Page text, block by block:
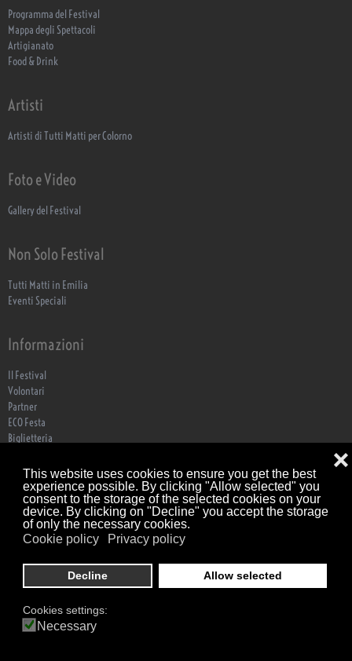
This website uses cookies to ensure you get the best
experience possible. By clicking "Allow selected" you
consent to the storage of the selected cookies on your
device. By clicking on "Decline" you accept the storage
of only the necessary cookies.
Cookie policy
Privacy policy
Decline Allow selected
❌
Cookies settings:
Necessary
Programma del Festival
Mappa degli Spettacoli
Artigianato
Food & Drink
Artisti
Artisti di Tutti Matti per Colorno
Foto e Video
Gallery del Festival
Non Solo Festival
Tutti Matti in Emilia
Eventi Speciali
Informazioni
Il Festival
Volontari
Partner
ECO Festa
Biglietteria
Contatti
Trasparenza
Associazione Culturale Tutti Matti per Colorno © Tutti i diritti riservati C.F.
92182070349 P.IVA 02769980349 | Via Nazario Sauro 14, 43121 Parma
Scrivici
Cookie Policy